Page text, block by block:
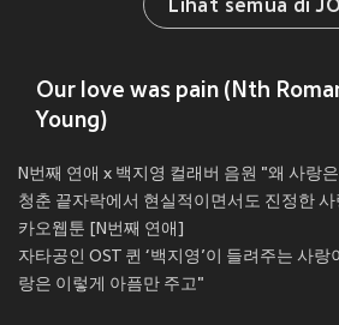
Lihat semua di
Our love was pain (Nth
Young)
N번째 연애 x 백지영 컬래버 음원 "왜 사랑
청춘 끝자락에서 현실적이면서도 진정한
카오웹툰 [N번째 연애]
자타공인 OST 퀸 ‘백지영’이 들려주는 사
랑은 이렇게 아픔만 주고"